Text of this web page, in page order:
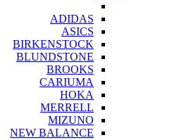
ADIDAS
ASICS
BIRKENSTOCK
BLUNDSTONE
BROOKS
CARIUMA
HOKA
MERRELL
MIZUNO
NEW BALANCE